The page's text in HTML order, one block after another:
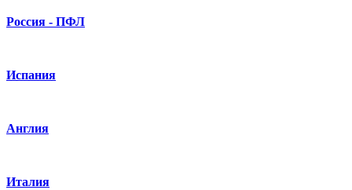
Россия - ПФЛ
Испания
Англия
Италия